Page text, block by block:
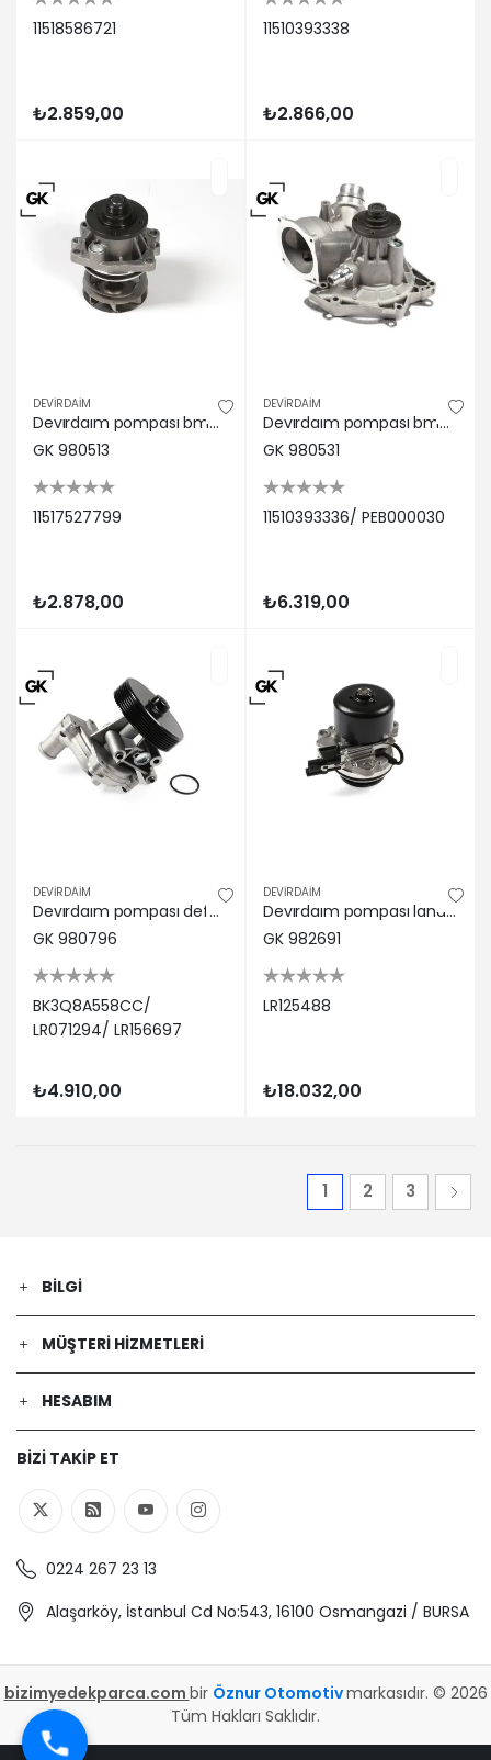
11518586721
₺2.859,00
11510393338
₺2.866,00
DEVİRDAİM
Devırdaım pompası bmw m50 m52 m54 e36 e46 e34 e39 e60 e38 e65 e83 e53 e85 gk 11517527799
GK 980513
11517527799
₺2.878,00
DEVİRDAİM
Devırdaım pompası bmw m62 n62 e38 e39 e53 . Land rover range rover vogue m62b44 l322 02 05 gk 11510393336/ peb000030
GK 980531
11510393336/ PEB000030
₺6.319,00
DEVİRDAİM
Devırdaım pompası defender l316 11 16 transıt v363 11 ranger tke 11 gk bk3q8a558cc/ lr071294/ lr156697
GK 980796
BK3Q8A558CC/
LR071294/ LR156697
₺4.910,00
DEVİRDAİM
Devırdaım pompası land rover 306dt defender l663 range rover l405 l494 LR125488
GK 982691
LR125488
₺18.032,00
1 2 3
BILGI
MÜŞTERI HIZMETLERI
HESABIM
BIZI TAKIP ET
0224 267 23 13
Alaşarköy, İstanbul Cd No:543, 16100 Osmangazi / BURSA
bizimyedekparca.com bir Öznur Otomotivmarkasıdır. © 2026
Tüm Hakları Saklıdır.